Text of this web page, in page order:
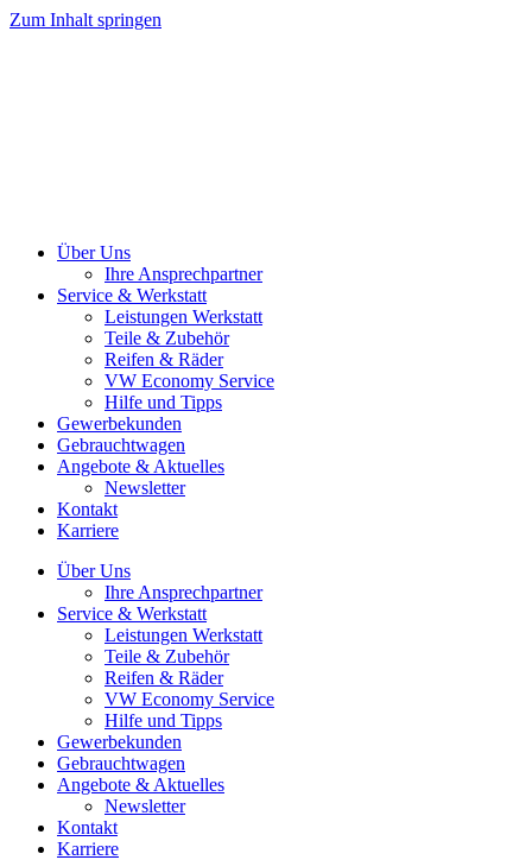
Zum Inhalt springen
Über Uns
Ihre Ansprechpartner
Service & Werkstatt
Leistungen Werkstatt
Teile & Zubehör
Reifen & Räder
VW Economy Service
Hilfe und Tipps
Gewerbekunden
Gebrauchtwagen
Angebote & Aktuelles
Newsletter
Kontakt
Karriere
Über Uns
Ihre Ansprechpartner
Service & Werkstatt
Leistungen Werkstatt
Teile & Zubehör
Reifen & Räder
VW Economy Service
Hilfe und Tipps
Gewerbekunden
Gebrauchtwagen
Angebote & Aktuelles
Newsletter
Kontakt
Karriere